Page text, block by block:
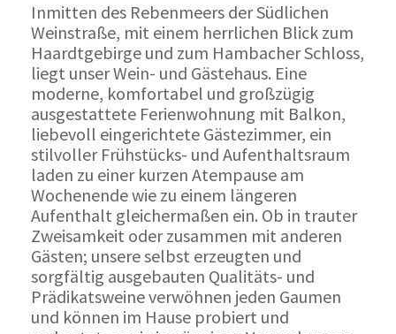
Inmitten des Rebenmeers der Südlichen
Weinstraße, mit einem herrlichen Blick zum
Haardtgebirge und zum Hambacher Schloss,
liegt unser Wein- und Gästehaus. Eine
moderne, komfortabel und großzügig
ausgestattete Ferienwohnung mit Balkon,
liebevoll eingerichtete Gästezimmer, ein
stilvoller Frühstücks- und Aufenthaltsraum
laden zu einer kurzen Atempause am
Wochenende wie zu einem längeren
Aufenthalt gleichermaßen ein. Ob in trauter
Zweisamkeit oder zusammen mit anderen
Gästen; unsere selbst erzeugten und
sorgfältig ausgebauten Qualitäts- und
Prädikatsweine verwöhnen jeden Gaumen
und können im Hause probiert und